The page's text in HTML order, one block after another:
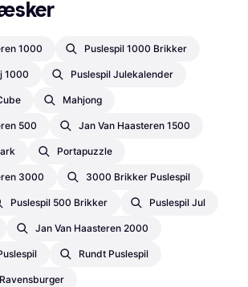
1000 Puslespil 1000 Brikker
1000 Puslespil Julekalender
Mahjong
500 Jan Van Haasteren 1500
Portapuzzle
3000 3000 Brikker Puslespil
Puslespil 500 Brikker Puslespil Jul
Jan Van Haasteren 2000
Rundt Puslespil